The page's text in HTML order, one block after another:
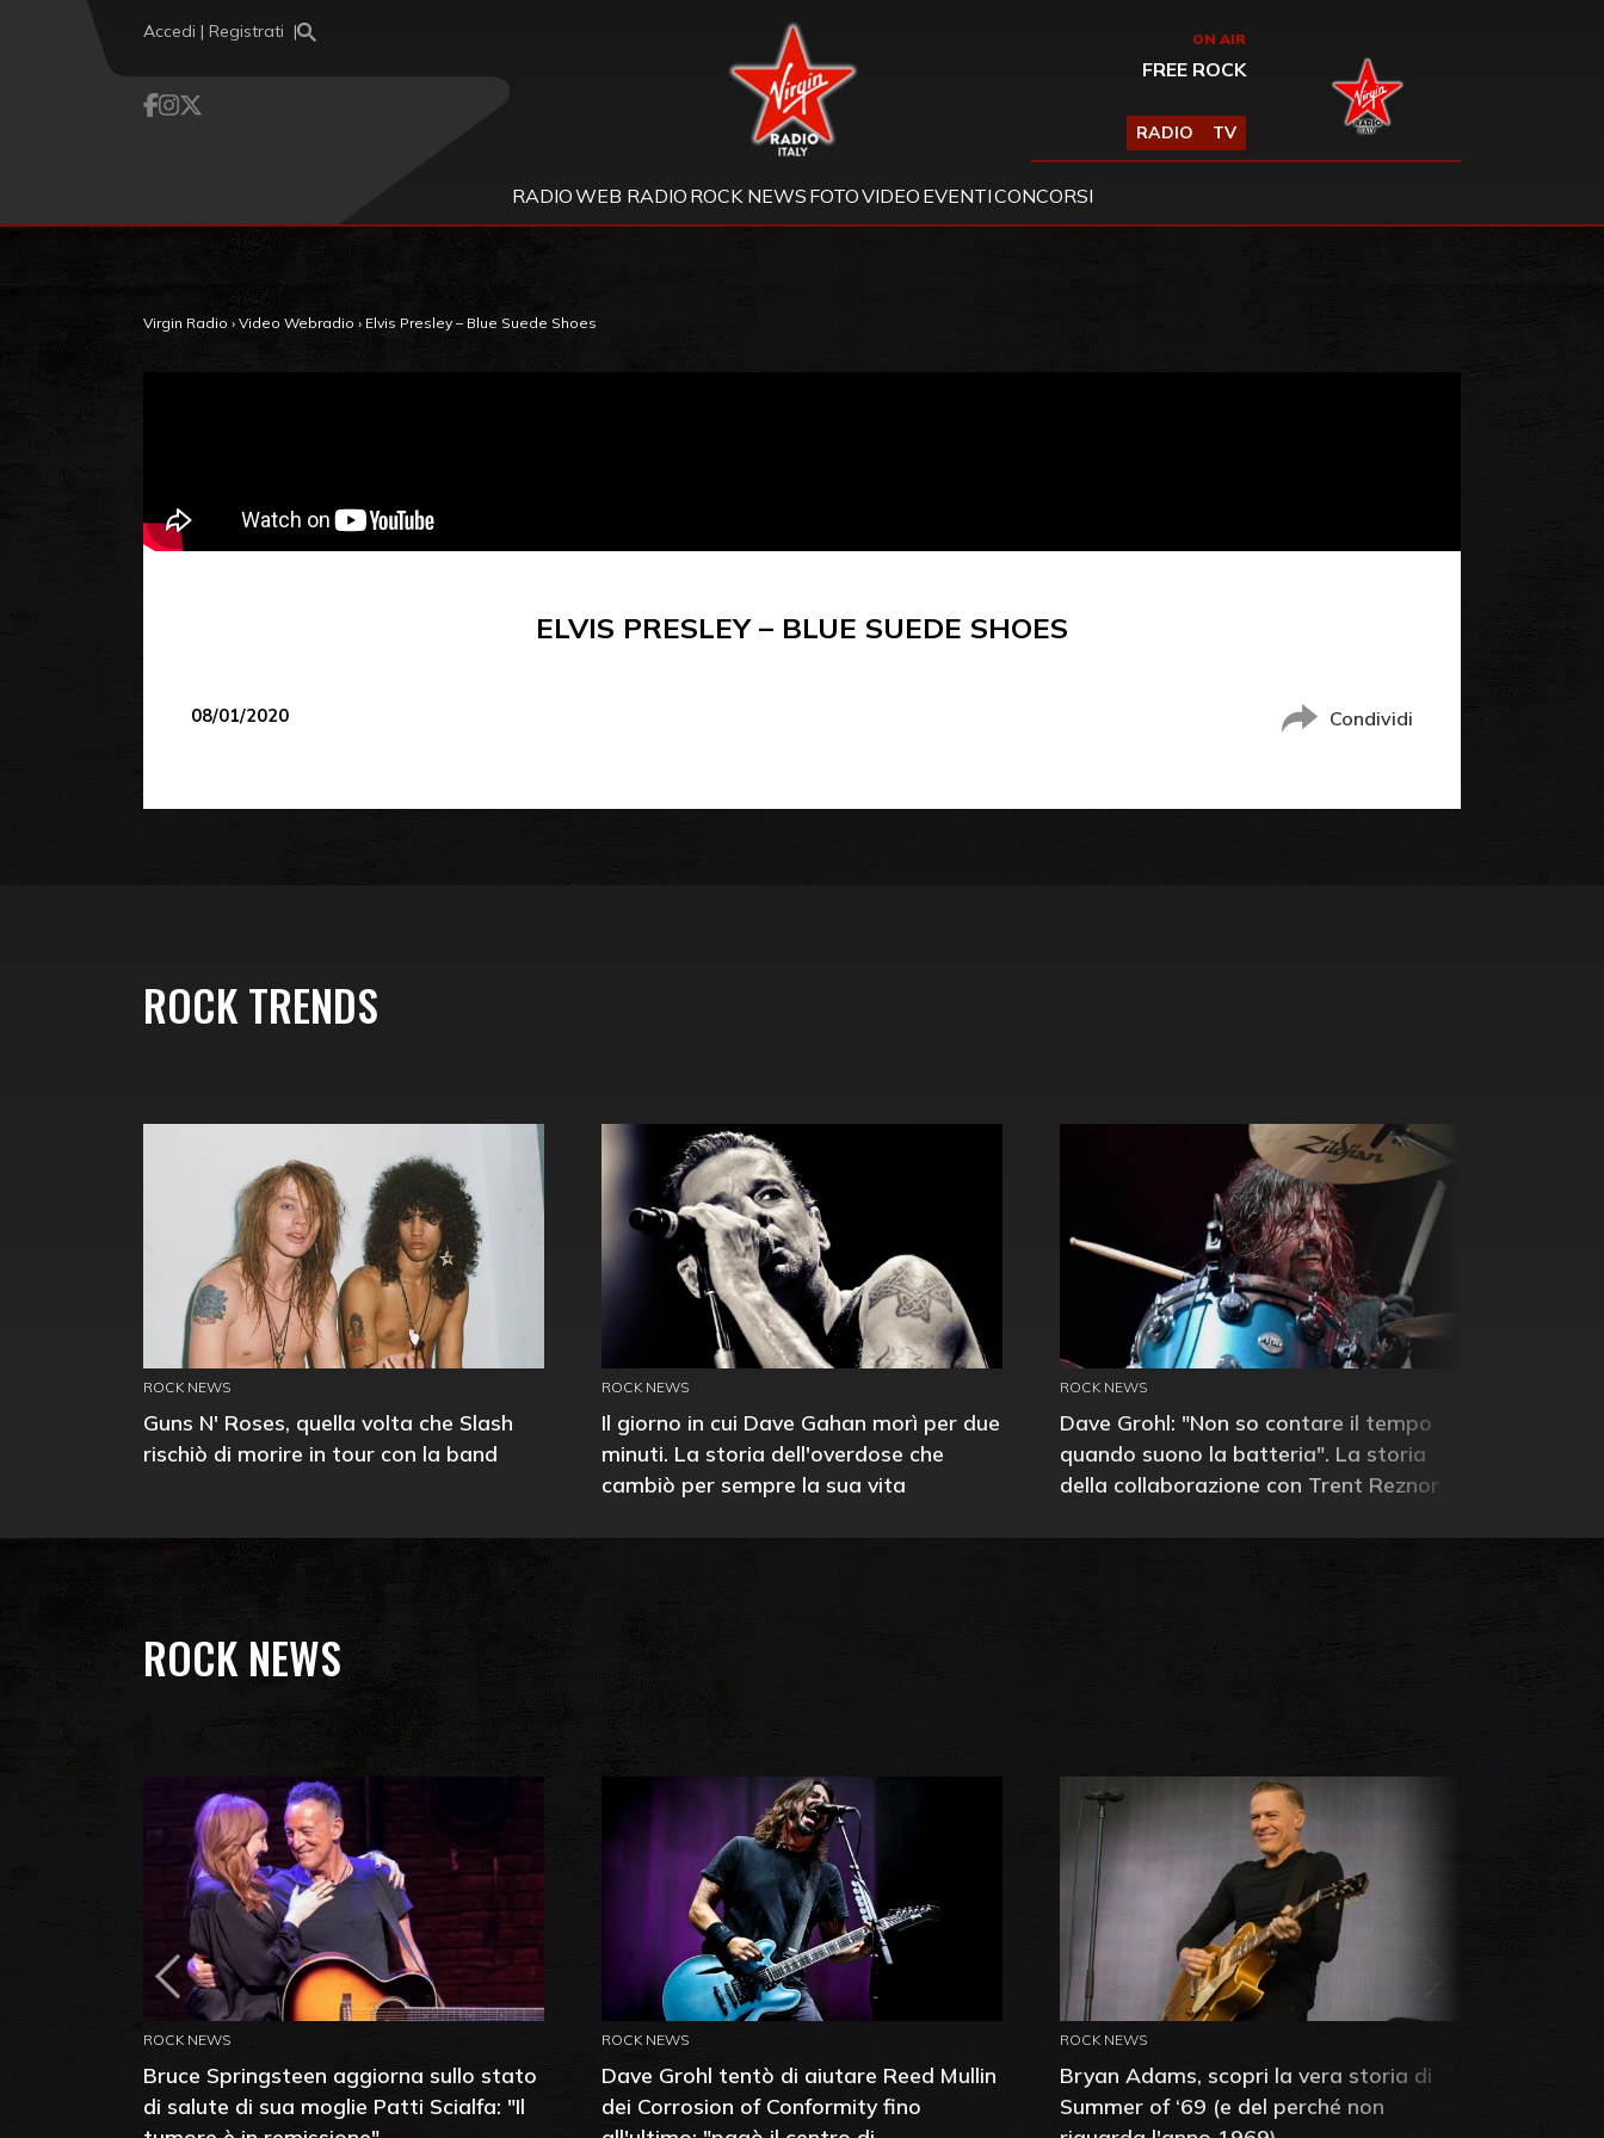
Accedi | Registrati Virgin Radio ON AIR
FREE ROCK
RADIO TV
RADIOWEB RADIO ROCK NEWS FOTOVIDEO EVENTICONCORSI
Virgin Radio › Video Webradio › Elvis Presley – Blue Suede Shoes
ELVIS PRESLEY – BLUE SUEDE SHOES
08/01/2020 Condividi
ROCK TRENDS
ROCK NEWS
Guns N' Roses, quella volta che Slash
rischiò di morire in tour con la band
ROCK NEWS
Il giorno in cui Dave Gahan morì per due
minuti. La storia dell'overdose che
cambiò per sempre la sua vita
ROCK NEWS
Dave Grohl: "Non so contare il tempo
quando suono la batteria". La storia
della collaborazione con Trent Reznor
ROCK NEWS
ROCK NEWS
Bruce Springsteen aggiorna sullo stato
di salute di sua moglie Patti Scialfa: "Il
ROCK NEWS
Dave Grohl tentò di aiutare Reed Mullin
dei Corrosion of Conformity fino
ROCK NEWS
Bryan Adams, scopri la vera storia di
Summer of ‘69 (e del perché non